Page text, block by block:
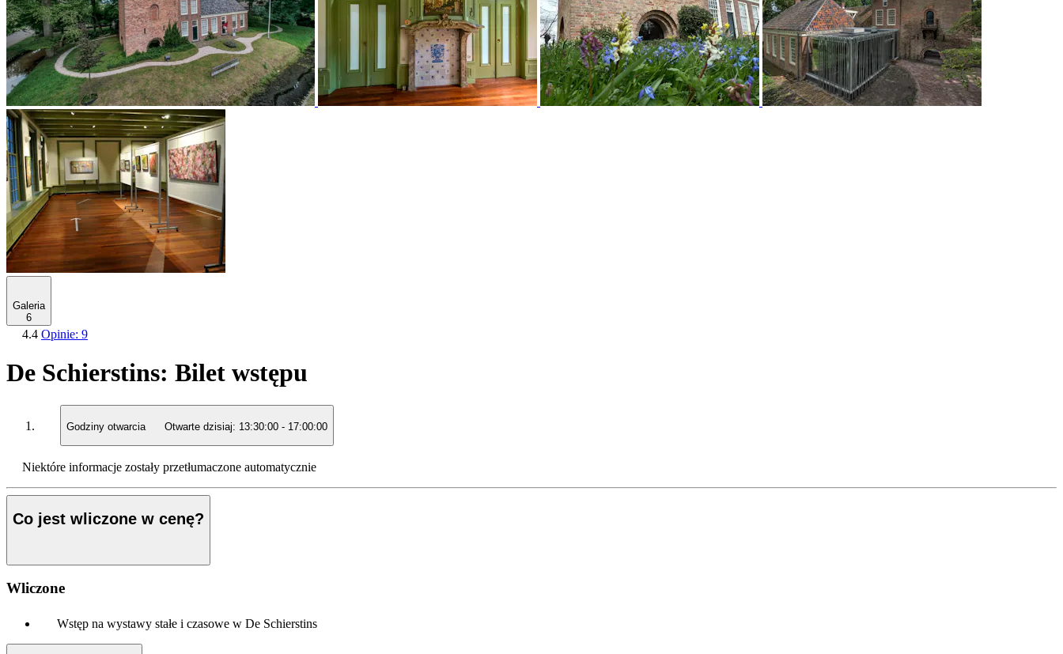
Galeria
6
4.4 Opinie: 9
De Schierstins: Bilet wstępu
Godziny otwarcia Otwarte dzisiaj: 13:30:00 - 17:00:00
Niektóre informacje zostały przetłumaczone automatycznie
Co jest wliczone w cenę?
Wliczone
Wstęp na wystawy stałe i czasowe w De Schierstins